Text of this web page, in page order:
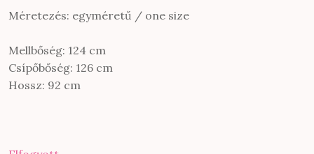
Méretezés: egyméretű / one size
Mellbőség: 124 cm
Csípőbőség: 126 cm
Hossz: 92 cm